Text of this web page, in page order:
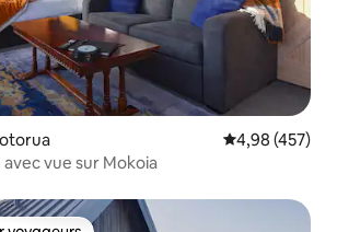
Note
4,98 (457)
vue sur Mokoia